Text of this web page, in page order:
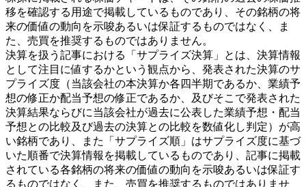
移を確認する用途で掲載しているものであり、その銘柄の将
来の価値の動向を示唆あるいは保証するものではなく、ま
た、売買を推奨するものではありません。
決算を扱う記事における「サプライズ決算」とは、決算情報
として注目に値するかという観点から、発表された決算のサ
プライズ度（当該会社の本決算か各四半期であるか、業績予
想の修正か配当予想の修正であるか、及びそこで発表された
決算結果ならびに当該会社が過去に公表した業績予想・配当
予想との比較及び過去の決算との比較を数値化し判定）が高
い銘柄であり、また「サプライズ順」はサプライズ度に基づ
いた順番で決算情報を掲載しているものであり、記事に掲載
されている各銘柄の将来の価値の動向を示唆あるいは保証す
るものではなく、また、売買を推奨するものではありませ